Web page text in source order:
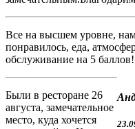
Все на высшем уровне,
понравилось, еда,
обслуживание на 5 баллов!
Были в ресторане 26
августа, замечательное
место, куда хочется